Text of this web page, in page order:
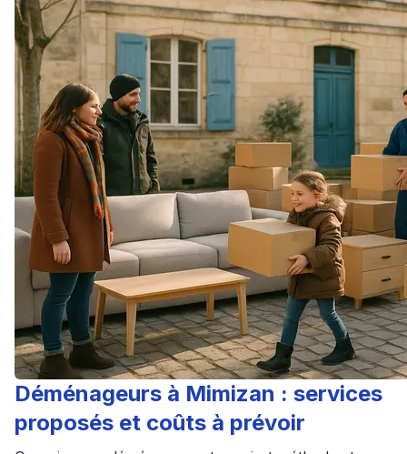
Déménageurs à Mimizan : services
proposés et coûts à prévoir